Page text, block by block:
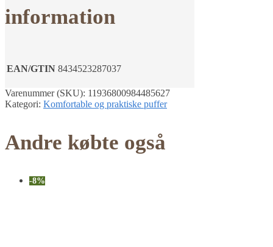
information
EAN/GTIN 8434523287037
Varenummer (SKU): 11936800984485627
Kategori: Komfortable og praktiske puffer
Andre købte også
-8%